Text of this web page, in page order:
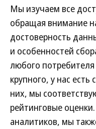
Мы изучаем все
обращая внимание
достоверность
и особенностей
любого
крупного, у нас
них, мы
рейтинговые
аналитиков, мы